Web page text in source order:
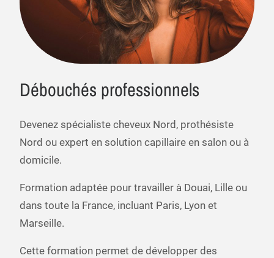
Débouchés professionnels
Devenez spécialiste cheveux Nord, prothésiste
Nord ou expert en solution capillaire en salon ou à
domicile.
Formation adaptée pour travailler à Douai, Lille ou
dans toute la France, incluant Paris, Lyon et
Marseille.
Cette formation permet de développer des